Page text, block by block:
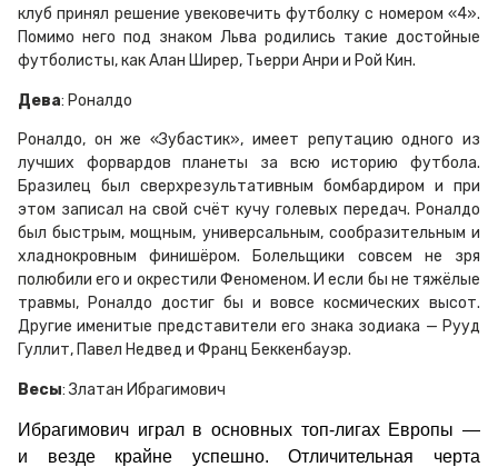
клуб принял решение увековечить футболку с номером «4».
Помимо него под знаком Льва родились такие достойные
футболисты, как Алан Ширер, Тьерри Анри и Рой Кин.
Дева: Роналдо
Роналдо, он же «Зубастик», имеет репутацию одного из
лучших форвардов планеты за всю историю футбола.
Бразилец был сверхрезультативным бомбардиром и при
этом записал на свой счёт кучу голевых передач. Роналдо
был быстрым, мощным, универсальным, сообразительным и
хладнокровным финишёром. Болельщики совсем не зря
полюбили его и окрестили Феноменом. И если бы не тяжёлые
травмы, Роналдо достиг бы и вовсе космических высот.
Другие именитые представители его знака зодиака — Рууд
Гуллит, Павел Недвед и Франц Беккенбауэр.
Весы: Златан Ибрагимович
Ибрагимович играл в основных топ-лигах Европы —
и везде крайне успешно. Отличительная черта